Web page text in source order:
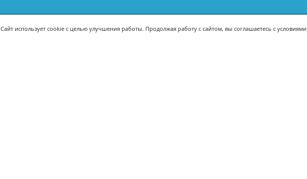
Сайт использует cookie с целью улучшения работы. Продолжая работу с сайтом, вы соглашаетесь с условиями